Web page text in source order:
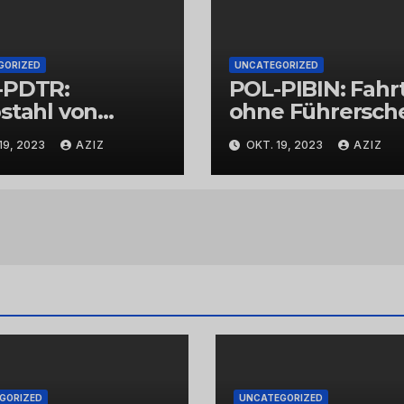
von
2023 AZIZ
UNCATEGORIZED
POL-PIBIN:
ohne
und unter
von Drogen
OKT. 19, 2023 AZIZ
UNCATEGORIZED